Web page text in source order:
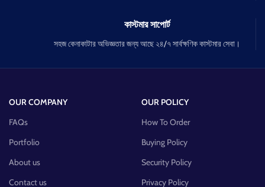
কাস্টমার সাপোর্ট
সহজ কেনাকাটার অভিজ্ঞতার জন্য আছে ২৪/৭ সার্বক্ষণিক কাস্টমার সেবা।
OUR COMPANY
FAQs
Portfolio
About us
Contact us
OUR POLICY
How To Order
Buying Policy
Security Policy
Privacy Policy